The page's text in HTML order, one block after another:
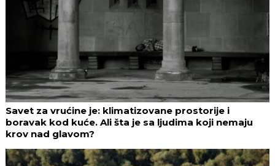
Savet za vrućine je: klimatizovane prostorije i
boravak kod kuće. Ali šta je sa ljudima koji nemaju
krov nad glavom?